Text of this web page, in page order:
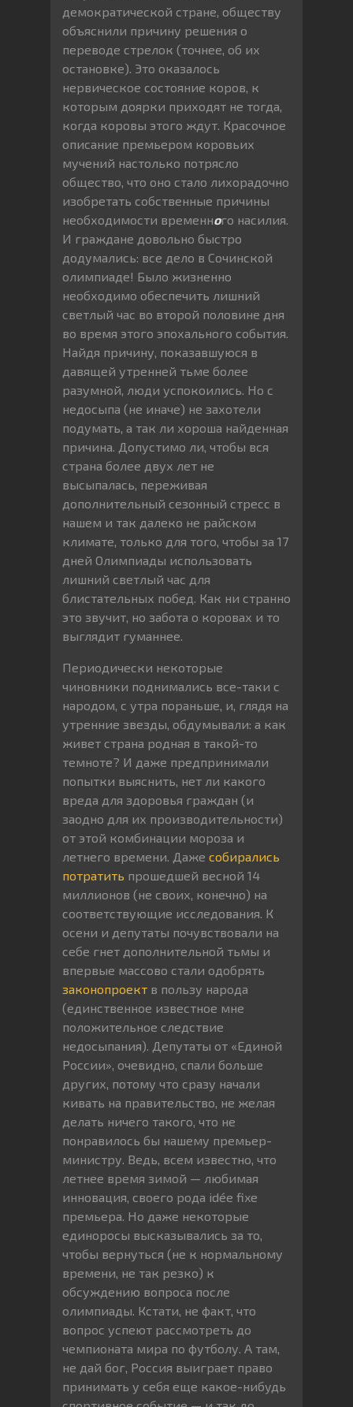
демократической стране, обществу
объяснили причину решения о
переводе стрелок (точнее, об их
остановке). Это оказалось
нервическое состояние коров, к
которым доярки приходят не тогда,
когда коровы этого ждут. Красочное
описание премьером коровьих
мучений настолько потрясло
общество, что оно стало лихорадочно
изобретать собственные причины
необходимости временного насилия.
И граждане довольно быстро
додумались: все дело в Сочинской
олимпиаде! Было жизненно
необходимо обеспечить лишний
светлый час во второй половине дня
во время этого эпохального события.
Найдя причину, показавшуюся в
давящей утренней тьме более
разумной, люди успокоились. Но с
недосыпа (не иначе) не захотели
подумать, а так ли хороша найденная
причина. Допустимо ли, чтобы вся
страна более двух лет не
высыпалась, переживая
дополнительный сезонный стресс в
нашем и так далеко не райском
климате, только для того, чтобы за 17
дней Олимпиады использовать
лишний светлый час для
блистательных побед. Как ни странно
это звучит, но забота о коровах и то
выглядит гуманнее.
Периодически некоторые
чиновники поднимались все-таки с
народом, с утра пораньше, и, глядя на
утренние звезды, обдумывали: а как
живет страна родная в такой-то
темноте? И даже предпринимали
попытки выяснить, нет ли какого
вреда для здоровья граждан (и
заодно для их производительности)
от этой комбинации мороза и
летнего времени. Даже собирались
потратить прошедшей весной 14
миллионов (не своих, конечно) на
соответствующие исследования. К
осени и депутаты почувствовали на
себе гнет дополнительной тьмы и
впервые массово стали одобрять
законопроект в пользу народа
(единственное известное мне
положительное следствие
недосыпания). Депутаты от «Единой
России», очевидно, спали больше
других, потому что сразу начали
кивать на правительство, не желая
делать ничего такого, что не
понравилось бы нашему премьер-
министру. Ведь, всем известно, что
летнее время зимой — любимая
инновация, своего рода idée fixe
премьера. Но даже некоторые
единоросы высказывались за то,
чтобы вернуться (не к нормальному
времени, не так резко) к
обсуждению вопроса после
олимпиады. Кстати, не факт, что
вопрос успеют рассмотреть до
чемпионата мира по футболу. А там,
не дай бог, Россия выиграет право
принимать у себя еще какое-нибудь